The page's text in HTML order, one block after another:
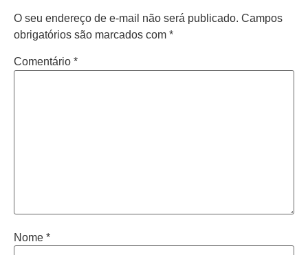
O seu endereço de e-mail não será publicado. Campos
obrigatórios são marcados com *
Comentário *
Nome *